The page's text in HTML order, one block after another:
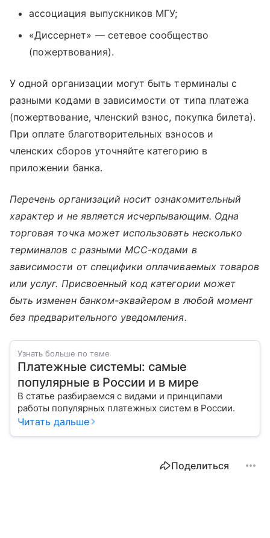
ассоциация выпускников МГУ;
«Диссернет» — сетевое сообщество
(пожертвования).
У одной организации могут быть терминалы с
разными кодами в зависимости от типа платежа
(пожертвование, членский взнос, покупка билета).
При оплате благотворительных взносов и
членских сборов уточняйте категорию в
приложении банка.
Перечень организаций носит ознакомительный
характер и не является исчерпывающим. Одна
торговая точка может использовать несколько
терминалов с разными MCC-кодами в
зависимости от специфики оплачиваемых товаров
или услуг. Присвоенный код категории может
быть изменен банком-эквайером в любой момент
без предварительного уведомления.
Узнать больше по теме
Платежные системы: самые
популярные в России и в мире
В статье разбираемся с видами и принципами
работы популярных платежных систем в России.
Читать дальше
Поделиться